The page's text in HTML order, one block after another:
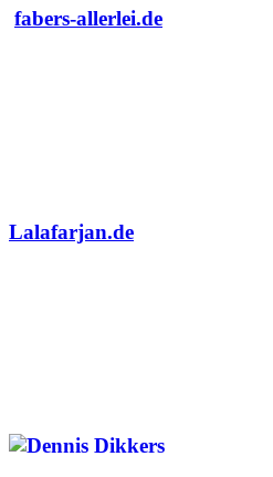
fabers-allerlei.de
Lalafarjan.de